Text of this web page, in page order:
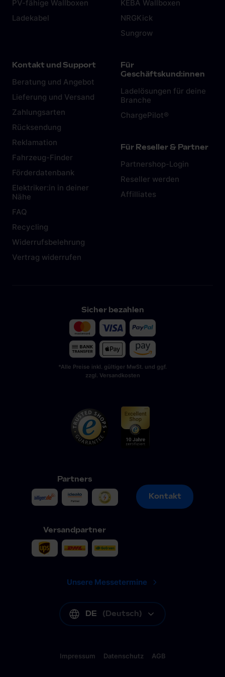
PV-fähige Wallboxen
Ladekabel
KEBA Wallboxen
NRGKick
Sungrow
Kontakt und Support
Beratung und Angebot
Lieferung und Versand
Zahlungsarten
Rücksendung
Reklamation
Fahrzeug-Finder
Förderdatenbank
Elektriker:in in deiner
Nähe
FAQ
Recycling
Widerrufsbelehrung
Vertrag widerrufen
Für
Geschäftskund:innen
Ladelösungen für deine
Branche
ChargePilot®
Für Reseller & Partner
Partnershop-Login
Reseller werden
Affilliates
Sicher bezahlen
*Alle Preise inkl. gültiger MwSt. und ggf.
zzgl. Versandkosten
Partners
Versandpartner
Kontakt
Kontakt
Unsere Messetermine
DE (Deutsch)
Impressum Datenschutz AGB